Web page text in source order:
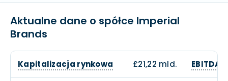
Aktualne dane o spółce Imperial
Brands
Kapitalizacja rynkowa £21,22 mld. EBITDA